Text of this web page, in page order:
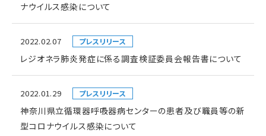
ナウイルス感染について
2022.02.07 プレスリリース
レジオネラ肺炎発症に係る調査検証委員会報告書について
2022.01.29 プレスリリース
神奈川県立循環器呼吸器病センターの患者及び職員等の新
型コロナウイルス感染について